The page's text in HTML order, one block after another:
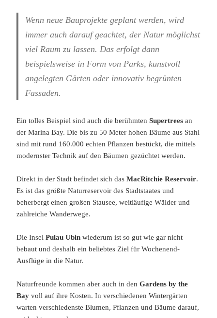
Wenn neue Bauprojekte geplant werden, wird
immer auch darauf geachtet, der Natur möglichst
viel Raum zu lassen. Das erfolgt dann
beispielsweise in Form von Parks, kunstvoll
angelegten Gärten oder innovativ begrünten
Fassaden.
Ein tolles Beispiel sind auch die berühmtenSupertrees an
der Marina Bay. Die bis zu 50 Meter hohen Bäume aus Stahl
sind mit rund 160.000 echten Pflanzen bestückt, die mittels
modernster Technik auf den Bäumen gezüchtet werden.
Direkt in der Stadt befindet sich dasMacRitchie Reservoir.
Es ist das größte Naturreservoir des Stadtstaates und
beherbergt einen großen Stausee, weitläufige Wälder und
zahlreiche Wanderwege.
Die InselPulau Ubinwiederum ist so gut wie gar nicht
bebaut und deshalb ein beliebtes Ziel für Wochenend-
Ausflüge in die Natur.
Naturfreunde kommen aber auch in denGardens by the
Bayvoll auf ihre Kosten. In verschiedenen Wintergärten
warten verschiedenste Blumen, Pflanzen und Bäume darauf,